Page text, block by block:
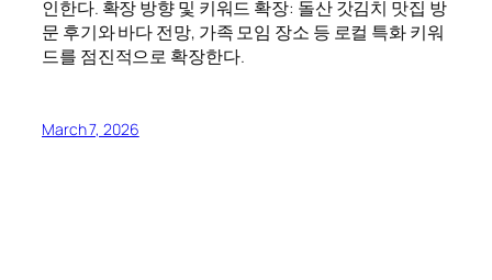
인한다. 확장 방향 및 키워드 확장: 돌산 갓김치 맛집 방
문 후기와 바다 전망, 가족 모임 장소 등 로컬 특화 키워
드를 점진적으로 확장한다.
March 7, 2026